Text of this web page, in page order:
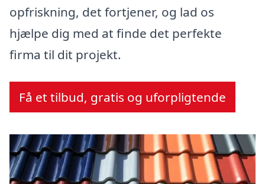
opfriskning, det fortjener, og lad os
hjælpe dig med at finde det perfekte
firma til dit projekt.
Få et tilbud, gratis og uforpligtende